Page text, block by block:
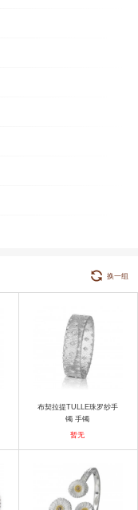
换一组
布契拉提TULLE珠罗纱手
镯 手镯
暂无